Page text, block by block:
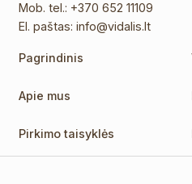
Mob. tel.: +370 652 11109
El. paštas:info@vidalis.lt
Pagrindinis
Apie mus
Pirkimo taisyklės